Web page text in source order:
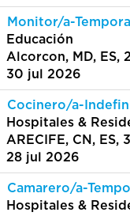
Monitor/a-
Educación
Alcorcon, MD, ES,
30 jul 2026
Cocinero/a-
Hospitales &
ARECIFE, CN, ES,
28 jul 2026
Camarero/a-
Hospitales &